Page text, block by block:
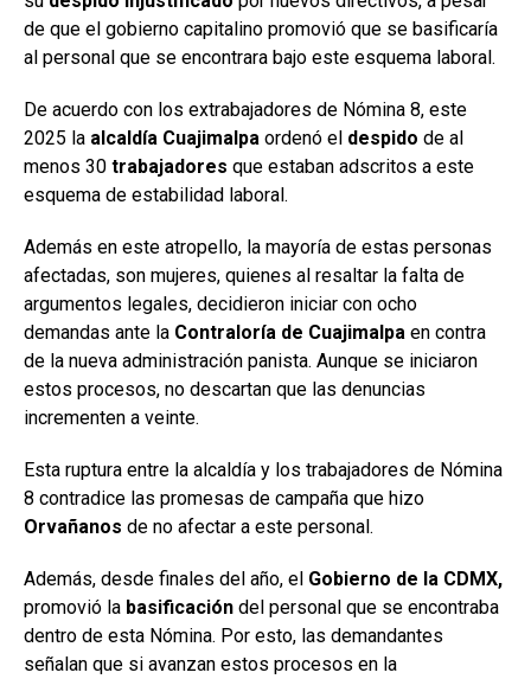
de que el gobierno capitalino promovió que se basificaría
al personal que se encontrara bajo este esquema laboral.
De acuerdo con los extrabajadores de Nómina 8, este
2025 la alcaldía Cuajimalpa ordenó el despido de al
menos 30 trabajadores que estaban adscritos a este
esquema de estabilidad laboral.
Además en este atropello, la mayoría de estas personas
afectadas, son mujeres, quienes al resaltar la falta de
argumentos legales, decidieron iniciar con ocho
demandas ante la Contraloría de Cuajimalpa en contra
de la nueva administración panista. Aunque se iniciaron
estos procesos, no descartan que las denuncias
incrementen a veinte.
Esta ruptura entre la alcaldía y los trabajadores de Nómina
8 contradice las promesas de campaña que hizo
Orvañanos de no afectar a este personal.
Además, desde finales del año, el Gobierno de la CDMX,
promovió la basificación del personal que se encontraba
dentro de esta Nómina. Por esto, las demandantes
señalan que si avanzan estos procesos en la